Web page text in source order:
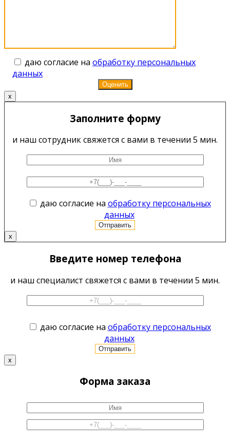
даю согласие на обработку персональных
данных
x
Заполните форму
и наш сотрудник свяжется с вами в течении 5 мин.
даю согласие на обработку персональных
данных
x
Введите номер телефона
и наш специалист свяжется с вами в течении 5 мин.
даю согласие на обработку персональных
данных
x
Форма заказа